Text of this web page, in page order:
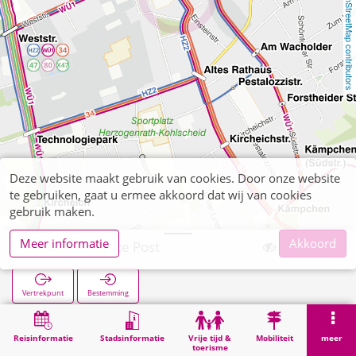
OpenStreetMap contributors
Reisinformatie Stadsinformatie
Vrije tijd &
toerisme
Mobiliteit meer
Kohlscheid Alte Post
Vertrekpunt Bestemming
Zoekopracht Kohlscheid Alte Post
Deze website maakt gebruik van cookies. Door onze website
te gebruiken, gaat u ermee akkoord dat wij van cookies
gebruik maken.
Meer informatie
Akkoord